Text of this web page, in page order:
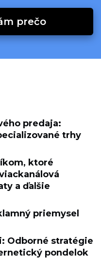
prečo
predaja:
trhy
ktoré
a ďalšie
priemysel
Odborné stratégie
pondelok